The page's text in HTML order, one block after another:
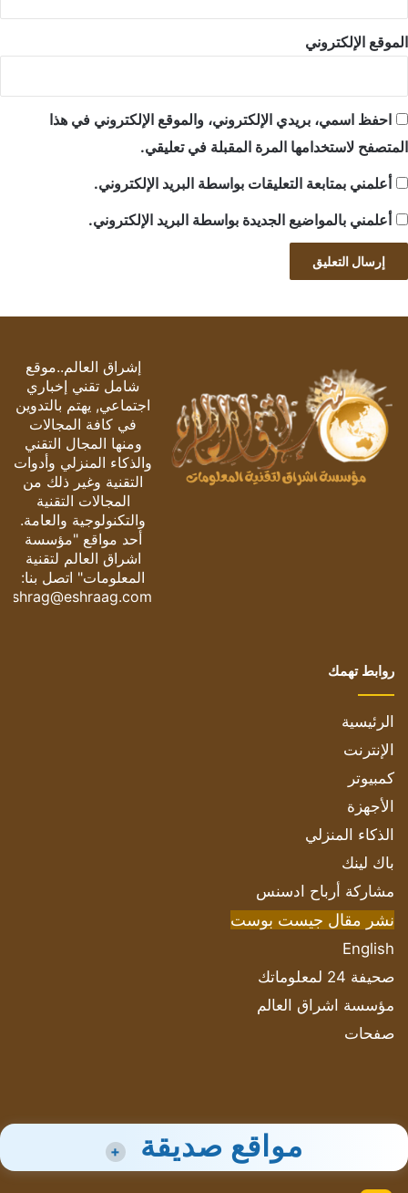
الموقع الإلكتروني
احفظ اسمي، بريدي الإلكتروني، والموقع الإلكتروني في هذا
المتصفح لاستخدامها المرة المقبلة في تعليقي.
أعلمني بمتابعة التعليقات بواسطة البريد الإلكتروني.
أعلمني بالمواضيع الجديدة بواسطة البريد الإلكتروني.
إشراق العالم..موقع
شامل تقني إخباري
اجتماعي, يهتم بالتدوين
في كافة المجالات
ومنها المجال التقني
والذكاء المنزلي وأدوات
التقنية وغير ذلك من
المجالات التقنية
والتكنولوجية والعامة.
أحد مواقع "مؤسسة
اشراق العالم لتقنية
المعلومات" اتصل بنا:
eshrag@eshraag.com
روابط تهمك
الرئيسية
الإنترنت
كمبيوتر
الأجهزة
الذكاء المنزلي
باك لينك
مشاركة أرباح ادسنس
نشر مقال جيست بوست
English
صحيفة 24 لمعلوماتك
مؤسسة اشراق العالم
صفحات
مواقع صديقة +